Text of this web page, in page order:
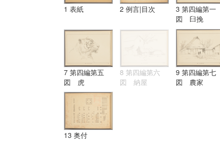
1 表紙 2 例言|目次
3 第四編第一
図 臼挽
7 第四編第五
図 虎
8 第四編第六
図 納屋
9 第四編第七
図 農家
13 奥付